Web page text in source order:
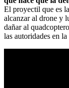
El proyectil que es
alcanzar al drone y
dañar al
las autoridades en